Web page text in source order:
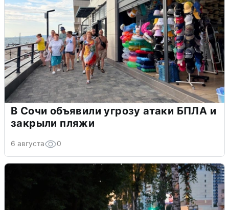
В Сочи объявили угрозу атаки БПЛА и
закрыли пляжи
6 августа 0